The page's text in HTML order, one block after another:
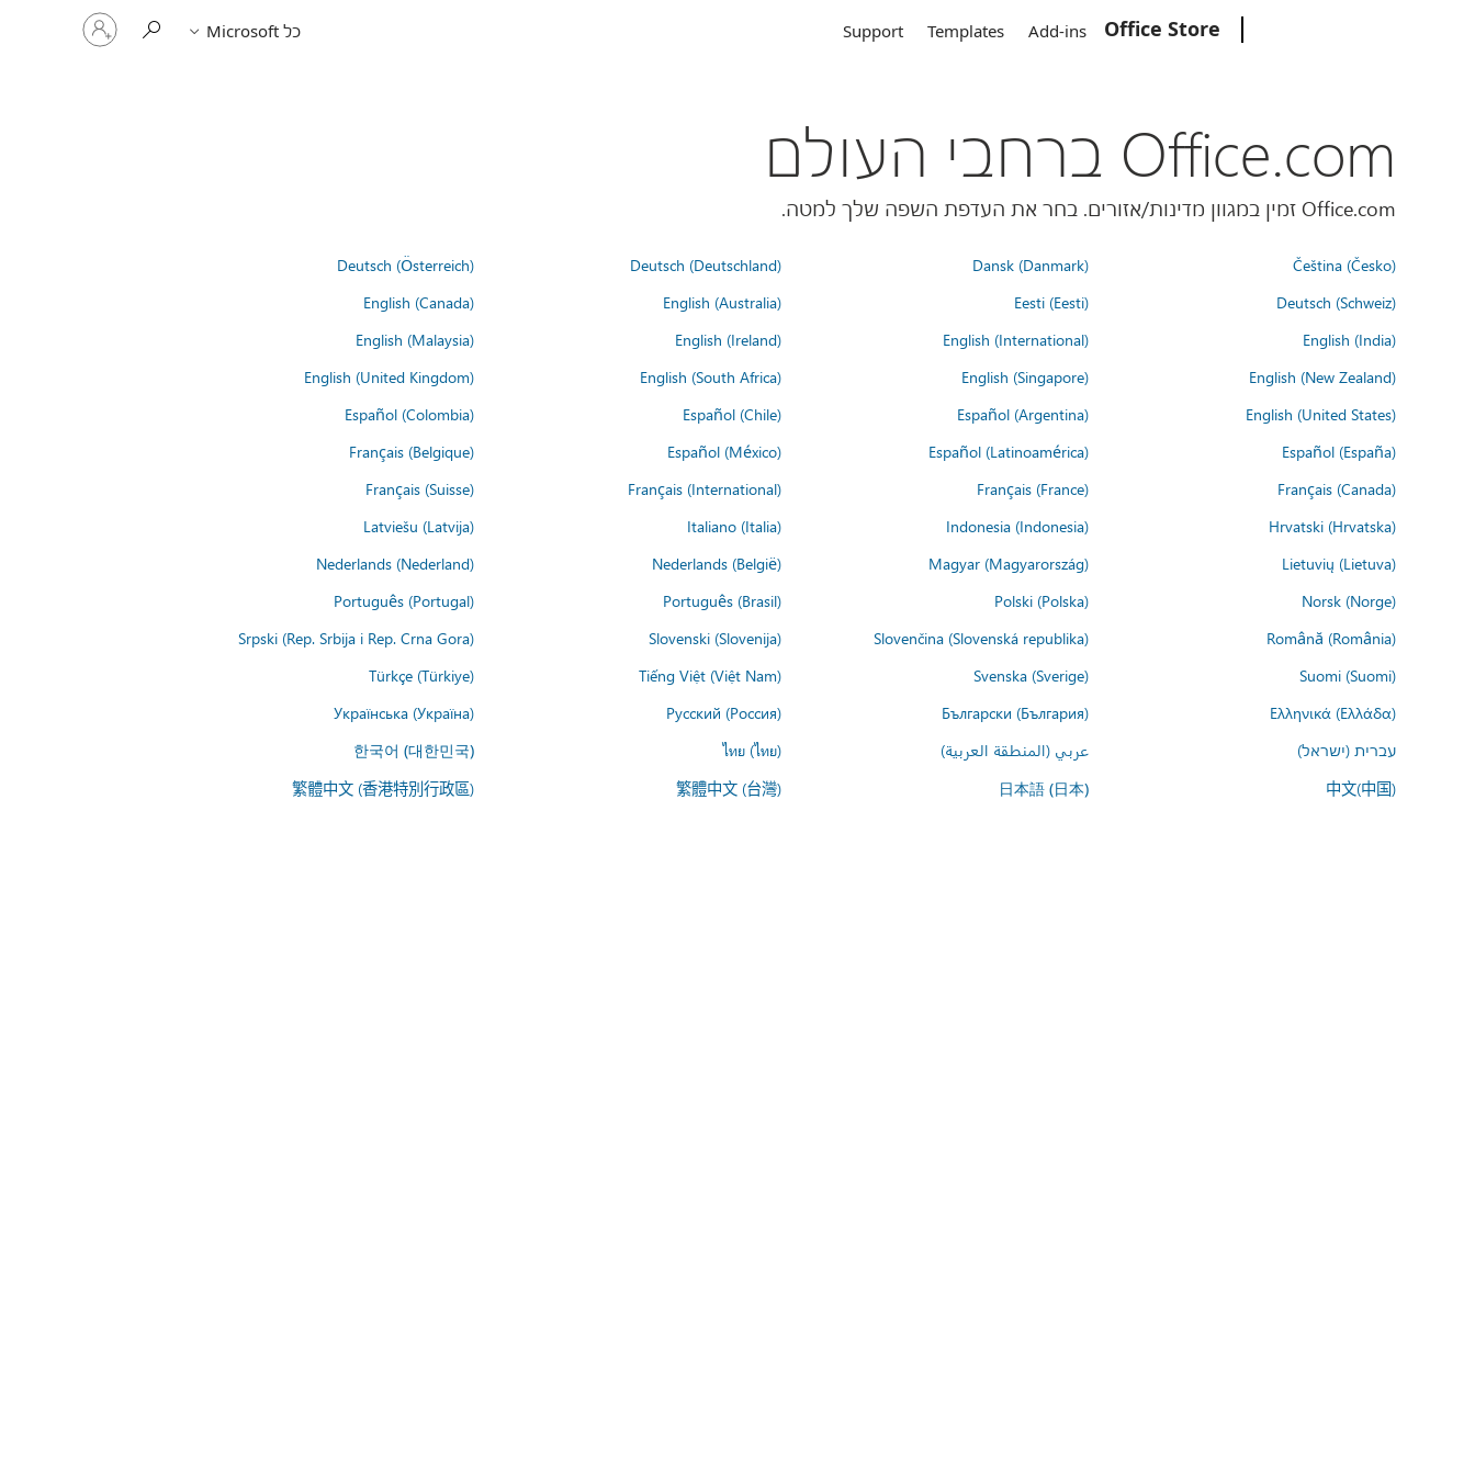
Office Store
Add-ins
Templates
Support כל Microsoft
היכנס
לחשבון
שלך
Office.com ברחבי העולם
Office.com זמין במגוון מדינות/אזורים. בחר את העדפת השפה שלך למטה.
Čeština (Česko)
Dansk (Danmark)
Deutsch (Deutschland)
Deutsch (Österreich)
Deutsch (Schweiz)
Eesti (Eesti)
English (Australia)
English (Canada)
English (India)
English (International)
English (Ireland)
English (Malaysia)
English (New Zealand)
English (Singapore)
English (South Africa)
English (United Kingdom)
English (United States)
Español (Argentina)
Español (Chile)
Español (Colombia)
Español (España)
Español (Latinoamérica)
Español (México)
Français (Belgique)
Français (Canada)
Français (France)
Français (International)
Français (Suisse)
Hrvatski (Hrvatska)
Indonesia (Indonesia)
Italiano (Italia)
Latviešu (Latvija)
Lietuvių (Lietuva)
Magyar (Magyarország)
Nederlands (België)
Nederlands (Nederland)
Norsk (Norge)
Polski (Polska)
Português (Brasil)
Português (Portugal)
Română (România)
Slovenčina (Slovenská republika)
Slovenski (Slovenija)
Srpski (Rep. Srbija i Rep. Crna Gora)
Suomi (Suomi)
Svenska (Sverige)
Tiếng Việt (Việt Nam)
Türkçe (Türkiye)
Ελληνικά (Ελλάδα)
Български (България)
Русский (Россия)
Українська (Україна)
עברית (ישראל)
عربي (المنطقة العربية) ไทย (ไทย)
한국어 (대한민국)
中文(中国)
日本語 (日本)
繁體中文 (台灣)
繁體中文 (香港特別行政區)